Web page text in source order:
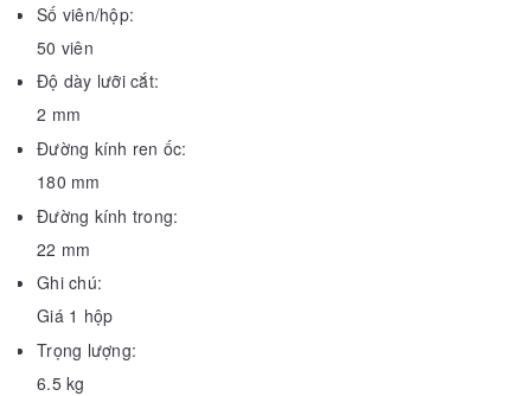
Số viên/hộp:
50 viên
Độ dày lưỡi cắt:
2 mm
Đường kính ren ốc:
180 mm
Đường kính trong:
22 mm
Ghi chú:
Giá 1 hộp
Trọng lượng:
6.5 kg